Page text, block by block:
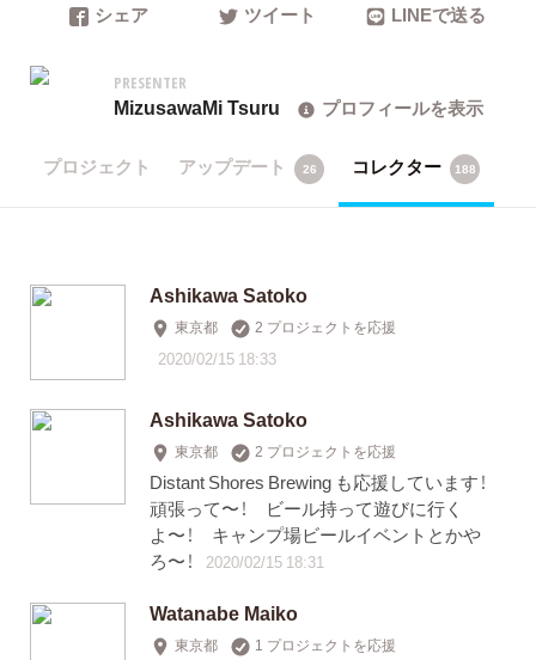
シェア ツイート LINEで送る
PRESENTER
MizusawaMi Tsuru プロフィールを表示
プロジェクト アップデート 26 コレクター 188
Ashikawa Satoko
東京都 2 プロジェクトを応援
2020/02/15 18:33
Ashikawa Satoko
東京都 2 プロジェクトを応援
Distant Shores Brewing も応援しています！
頑張って〜！ ビール持って遊びに行く
よ〜！ キャンプ場ビールイベントとかや
ろ〜！
2020/02/15 18:31
Watanabe Maiko
東京都 1 プロジェクトを応援